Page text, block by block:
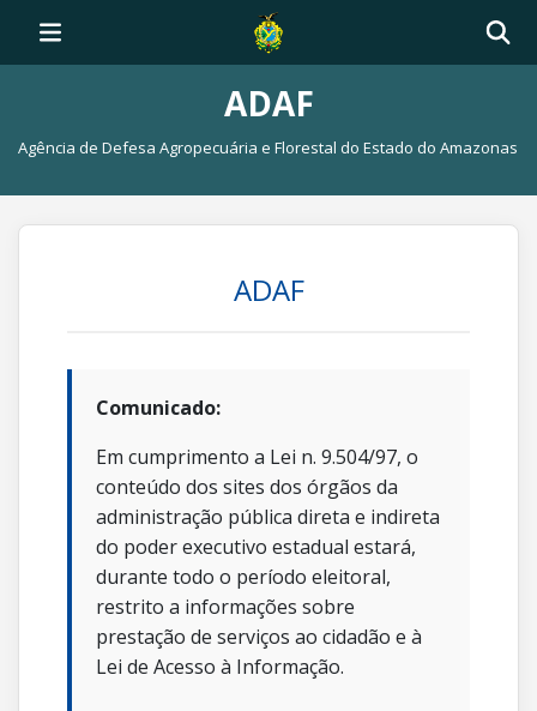
ADAF
Agência de Defesa Agropecuária e Florestal do Estado do Amazonas
ADAF
Comunicado:
Em cumprimento a Lei n. 9.504/97, o
conteúdo dos sites dos órgãos da
administração pública direta e indireta
do poder executivo estadual estará,
durante todo o período eleitoral,
restrito a informações sobre
prestação de serviços ao cidadão e à
Lei de Acesso à Informação.